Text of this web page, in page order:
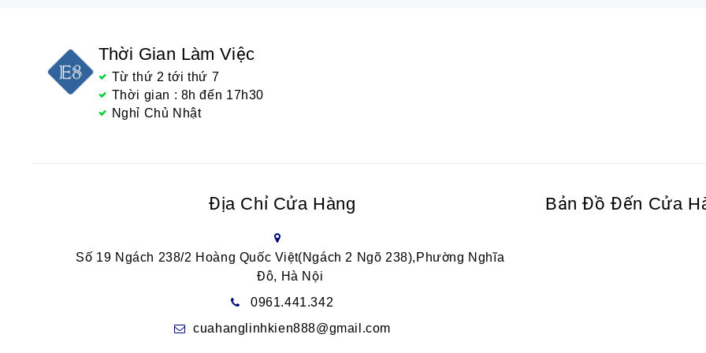
Thời Gian Làm Việc
Từ thứ 2 tới thứ 7
Thời gian : 8h đến 17h30
Nghỉ Chủ Nhật
Địa Chỉ Cửa Hàng
Số 19 Ngách 238/2 Hoàng Quốc Việt(Ngách 2 Ngõ 238),Phường Nghĩa
Đô, Hà Nội
0961.441.342
cuahanglinhkien888@gmail.com
Bản Đồ Đến Cửa